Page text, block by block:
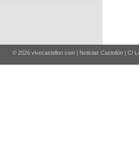
© 2026 vivecastellon.com | Noticias Castellón | C/